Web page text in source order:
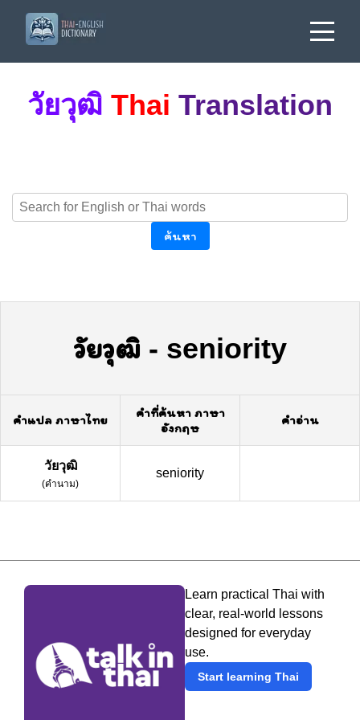
วัยวุฒิ Thai Translation
ค้นหา
วัยวุฒิ - seniority
คำแปล ภาษาไทย
คำที่ค้นหา ภาษา
อังกฤษ
คำอ่าน
วัยวุฒิ
(คำนาม)
seniority
Learn practical Thai with
clear, real-world lessons
designed for everyday
use.
Start learning Thai